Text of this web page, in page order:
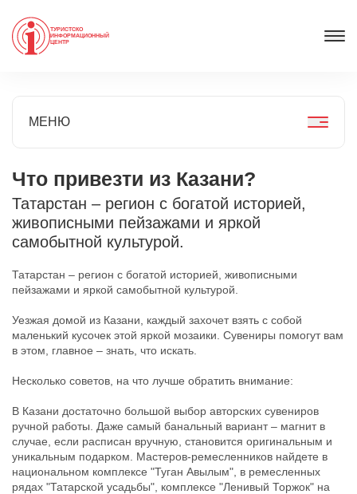
ТУРИСТСКО
ИНФОРМАЦИОННЫЙ
ЦЕНТР
МЕНЮ
Что привезти из Казани?
Татарстан – регион с богатой историей,
живописными пейзажами и яркой
самобытной культурой.
Татарстан – регион с богатой историей, живописными
пейзажами и яркой самобытной культурой.
Уезжая домой из Казани, каждый захочет взять с собой
маленький кусочек этой яркой мозаики. Сувениры помогут вам
в этом, главное – знать, что искать.
Несколько советов, на что лучше обратить внимание:
В Казани достаточно большой выбор авторских сувениров
ручной работы. Даже самый банальный вариант – магнит в
случае, если расписан вручную, становится оригинальным и
уникальным подарком. Мастеров-ремесленников найдете в
национальном комплексе "Туган Авылым", в ремесленных
рядах "Татарской усадьбы", комплексе "Ленивый Торжок" на